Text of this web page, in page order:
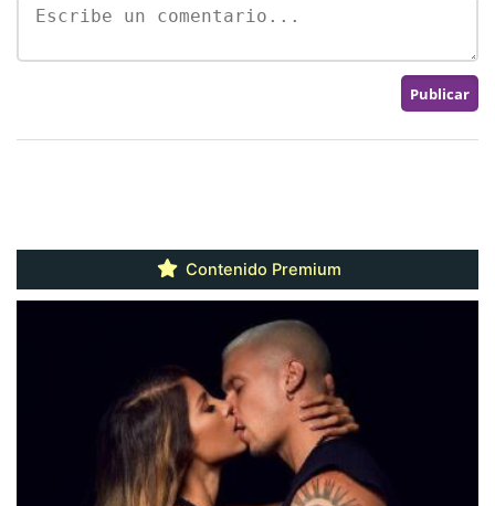
Contenido Premium